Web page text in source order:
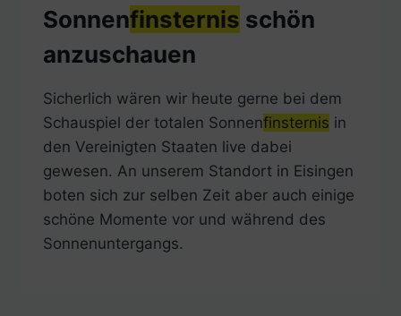
Sonnenfinsternis schön
anzuschauen
Sicherlich wären wir heute gerne bei dem
Schauspiel der totalen Sonnenfinsternis in
den Vereinigten Staaten live dabei
gewesen. An unserem Standort in Eisingen
boten sich zur selben Zeit aber auch einige
schöne Momente vor und während des
Sonnenuntergangs.